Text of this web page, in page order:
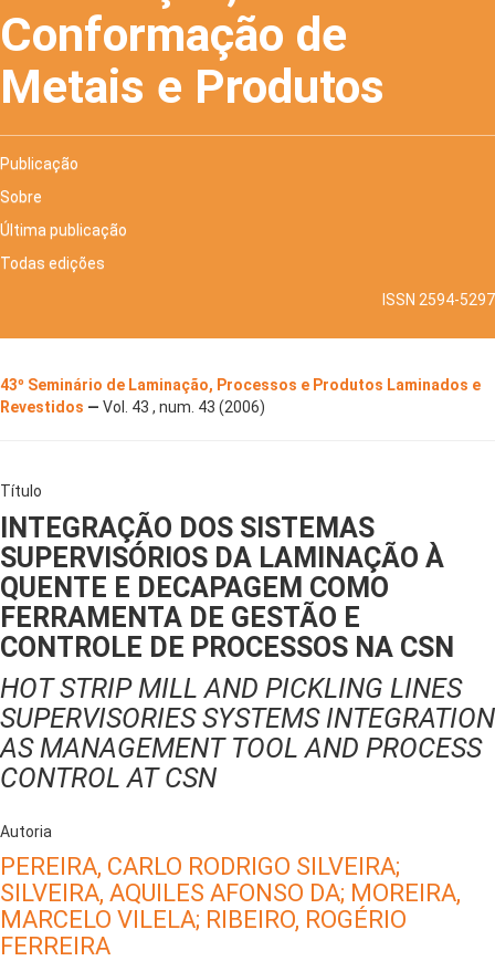
Conformação de
Metais e Produtos
Publicação
Sobre
Última publicação
Todas edições
ISSN 2594-5297
43º Seminário de Laminação, Processos e Produtos Laminados e
Revestidos — Vol. 43 , num. 43 (2006)
Título
INTEGRAÇÃO DOS SISTEMAS
SUPERVISÓRIOS DA LAMINAÇÃO À
QUENTE E DECAPAGEM COMO
FERRAMENTA DE GESTÃO E
CONTROLE DE PROCESSOS NA CSN
HOT STRIP MILL AND PICKLING LINES
SUPERVISORIES SYSTEMS INTEGRATION
AS MANAGEMENT TOOL AND PROCESS
CONTROL AT CSN
Autoria
PEREIRA, CARLO RODRIGO SILVEIRA;
SILVEIRA, AQUILES AFONSO DA; MOREIRA,
MARCELO VILELA; RIBEIRO, ROGÉRIO
FERREIRA